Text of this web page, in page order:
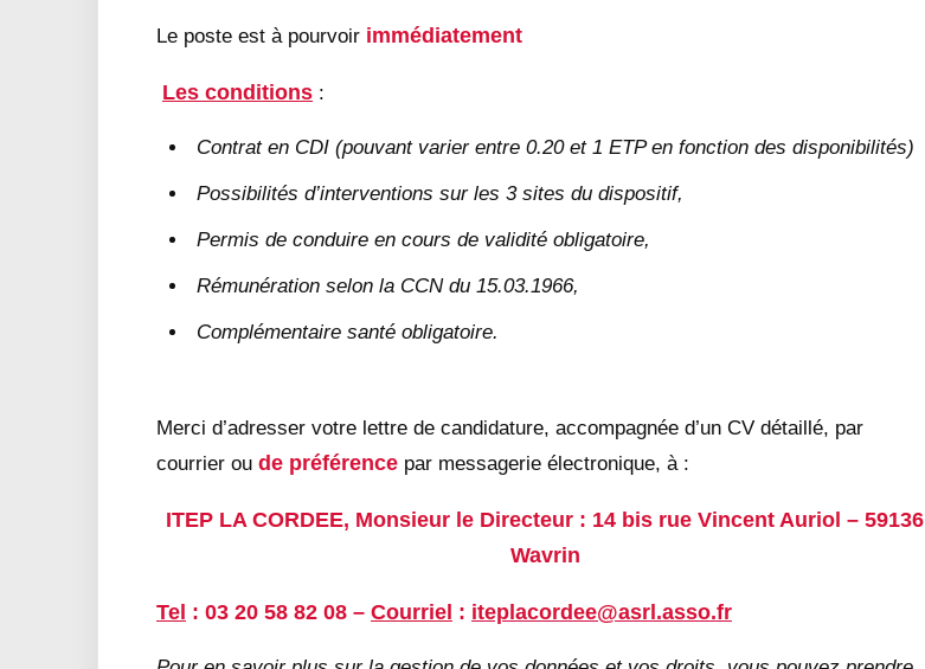
Le poste est à pourvoir immédiatement
Les conditions :
Contrat en CDI (pouvant varier entre 0.20 et 1 ETP en fonction des disponibilités)
Possibilités d’interventions sur les 3 sites du dispositif,
Permis de conduire en cours de validité obligatoire,
Rémunération selon la CCN du 15.03.1966,
Complémentaire santé obligatoire.
Merci d’adresser votre lettre de candidature, accompagnée d’un CV détaillé, par
courrier ou de préférence par messagerie électronique, à :
ITEP LA CORDEE, Monsieur le Directeur : 14 bis rue Vincent Auriol – 59136
Wavrin
Tel : 03 20 58 82 08 – Courriel : iteplacordee@asrl.asso.fr